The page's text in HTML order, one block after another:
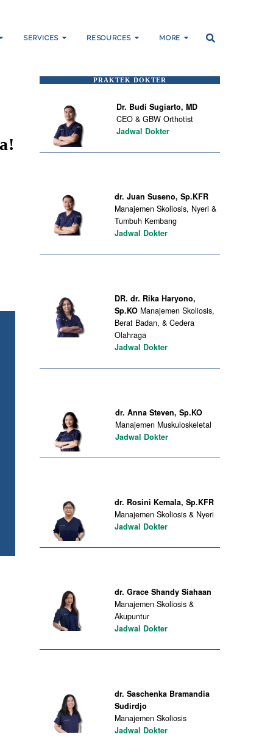
SERVICES RESOURCES MORE
PRAKTEK DOKTER
Dr. Budi Sugiarto, MD
CEO & GBW Orthotist
Jadwal Dokter
dr. Juan Suseno, Sp.KFR
Manajemen Skoliosis, Nyeri &
Tumbuh Kembang
Jadwal Dokter
DR. dr. Rika Haryono,
Sp.KO Manajemen Skoliosis,
Berat Badan, & Cedera
Olahraga
Jadwal Dokter
dr. Anna Steven, Sp.KO
Manajemen Muskuloskeletal
Jadwal Dokter
dr. Rosini Kemala, Sp.KFR
Manajemen Skoliosis & Nyeri
Jadwal Dokter
dr. Grace Shandy Siahaan
Manajemen Skoliosis &
Akupuntur
Jadwal Dokter
dr. Saschenka Bramandia
Sudirdjo
Manajemen Skoliosis
Jadwal Dokter